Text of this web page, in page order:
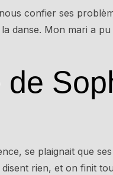
confier ses
danse. Mon mari a
de
se plaignait que
rien, et on finit